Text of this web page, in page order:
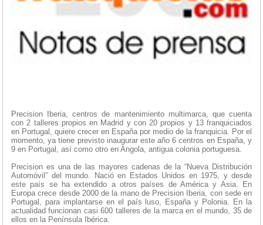
Precision Iberia, centros de mantenimiento multimarca, que cuenta
con 2 talleres propios en Madrid y con 20 propios y 13 franquiciados
en Portugal, quiere crecer en España por medio de la franquicia. Por el
momento, ya tiene previsto inaugurar este año 6 centros en España, y
9 en Portugal, así como otro en Angola, antigua colonia portuguesa.
Precision es una de las mayores cadenas de la “Nueva Distribución
Automóvil” del mundo. Nació en Estados Unidos en 1975, y desde
este país se ha extendido a otros países de América y Asia. En
Europa crece desde 2000 de la mano de Precision Iberia, con sede en
Portugal, para implantarse en el país luso, España y Polonia. En la
actualidad funcionan casi 600 talleres de la marca en el mundo, 35 de
ellos en la Península Ibérica.